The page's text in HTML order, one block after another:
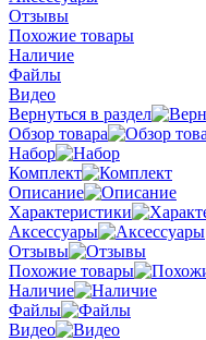
Отзывы
Похожие товары
Наличие
Файлы
Видео
Вернуться в раздел
Обзор товара
Набор
Комплект
Описание
Характеристики
Аксессуары
Отзывы
Похожие товары
Наличие
Файлы
Видео